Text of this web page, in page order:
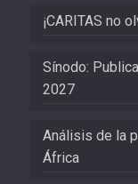
¡CARITAS no
Sínodo:
2027
Análisis de la
África